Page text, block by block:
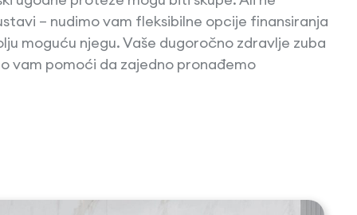
– nudimo vam fleksibilne opcije finansiranja
moguću njegu. Vaše dugoročno zdravlje zuba
vam pomoći da zajedno pronađemo